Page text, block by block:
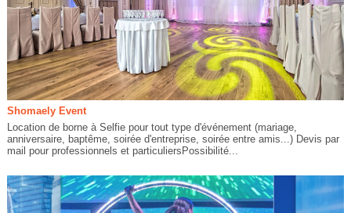
Shomaely Event
Location de borne à Selfie pour tout type d'événement (mariage,
anniversaire, baptême, soirée d'entreprise, soirée entre amis...) Devis par
mail pour professionnels et particuliersPossibilité...